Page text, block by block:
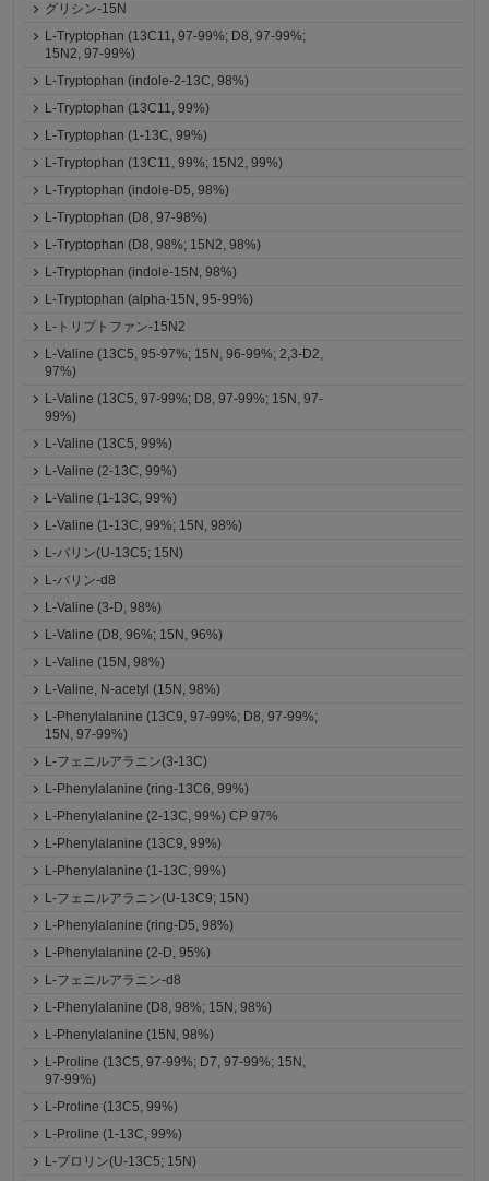
グリシン-15N
L-Tryptophan (13C11, 97-99%; D8, 97-99%;
15N2, 97-99%)
L-Tryptophan (indole-2-13C, 98%)
L-Tryptophan (13C11, 99%)
L-Tryptophan (1-13C, 99%)
L-Tryptophan (13C11, 99%; 15N2, 99%)
L-Tryptophan (indole-D5, 98%)
L-Tryptophan (D8, 97-98%)
L-Tryptophan (D8, 98%; 15N2, 98%)
L-Tryptophan (indole-15N, 98%)
L-Tryptophan (alpha-15N, 95-99%)
L-トリプトファン-15N2
L-Valine (13C5, 95-97%; 15N, 96-99%; 2,3-D2,
97%)
L-Valine (13C5, 97-99%; D8, 97-99%; 15N, 97-
99%)
L-Valine (13C5, 99%)
L-Valine (2-13C, 99%)
L-Valine (1-13C, 99%)
L-Valine (1-13C, 99%; 15N, 98%)
L-バリン(U-13C5; 15N)
L-バリン-d8
L-Valine (3-D, 98%)
L-Valine (D8, 96%; 15N, 96%)
L-Valine (15N, 98%)
L-Valine, N-acetyl (15N, 98%)
L-Phenylalanine (13C9, 97-99%; D8, 97-99%;
15N, 97-99%)
L-フェニルアラニン(3-13C)
L-Phenylalanine (ring-13C6, 99%)
L-Phenylalanine (2-13C, 99%) CP 97%
L-Phenylalanine (13C9, 99%)
L-Phenylalanine (1-13C, 99%)
L-フェニルアラニン(U-13C9; 15N)
L-Phenylalanine (ring-D5, 98%)
L-Phenylalanine (2-D, 95%)
L-フェニルアラニン-d8
L-Phenylalanine (D8, 98%; 15N, 98%)
L-Phenylalanine (15N, 98%)
L-Proline (13C5, 97-99%; D7, 97-99%; 15N,
97-99%)
L-Proline (13C5, 99%)
L-Proline (1-13C, 99%)
L-プロリン(U-13C5; 15N)